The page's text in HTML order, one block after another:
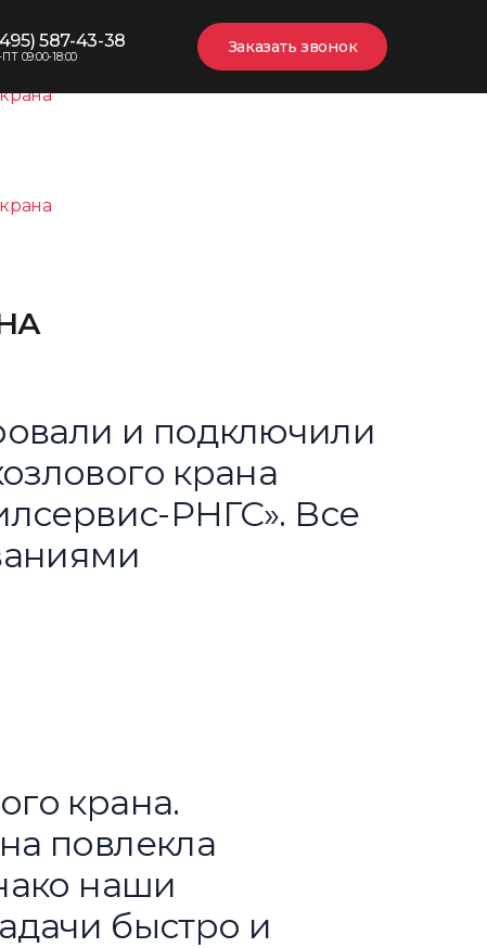
587-43-38
09:00-18:00 Заказать звонок
и подключили
крана
РНГС». Все
крана.
повлекла
наши
быстро и